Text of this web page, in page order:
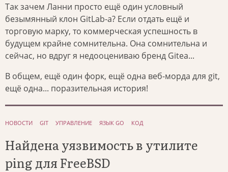
Так зачем Ланни просто ещё один условный
безымянный клон GitLab-а? Если отдать ещё и
торговую марку, то коммерческая успешность в
будущем крайне сомнительна. Она сомнительна и
сейчас, но вдруг я недооцениваю бренд Gitea...
В общем, ещё один форк, ещё одна веб-морда для git,
ещё одна... поразительная история!
НОВОСТИ GIT УПРАВЛЕНИЕ ЯЗЫК GO КОД
Найдена уязвимость в утилите
ping для FreeBSD